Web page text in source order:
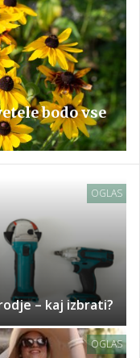
bodo vse
OGLAS
– kaj izbrati?
OGLAS